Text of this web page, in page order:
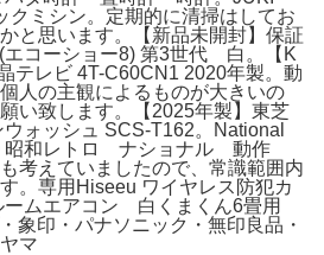
クミシン。定期的に清掃はしてお
と思います。【新品未開封】保証
コーショー8) 第3世代 白。【K
テレビ 4T-C60CN1 2020年製。動
人の主観によるものが大きいの
い致します。【2025年製】東芝
ォッシュ SCS-T162。National
昭和レトロ ナショナル 動作
考えていましたので、常識範囲内
。専用Hiseeu ワイヤレス防犯カ
ームエアコン 白くまくん6畳用
象印・パナソニック・無印良品・
マ